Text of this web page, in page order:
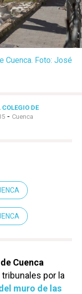
Cuenca. Foto: José
DE
- Cuenca
Cuenca
por la
muro de las